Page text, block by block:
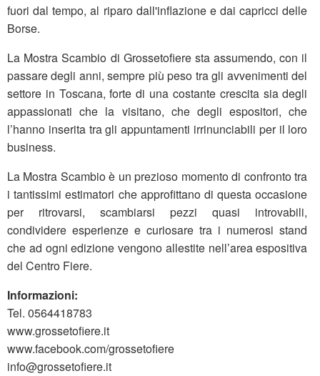
fuori dal tempo, al riparo dall'inflazione e dai capricci delle
Borse.
La Mostra Scambio di Grossetofiere sta assumendo, con il
passare degli anni, sempre più peso tra gli avvenimenti del
settore in Toscana, forte di una costante crescita sia degli
appassionati che la visitano, che degli espositori, che
l’hanno inserita tra gli appuntamenti irrinunciabili per il loro
business.
La Mostra Scambio è un prezioso momento di confronto tra
i tantissimi estimatori che approfittano di questa occasione
per ritrovarsi, scambiarsi pezzi quasi introvabili,
condividere esperienze e curiosare tra i numerosi stand
che ad ogni edizione vengono allestite nell’area espositiva
del Centro Fiere.
Informazioni:
Tel. 0564418783
www.grossetofiere.it
www.facebook.com/grossetofiere
info@grossetofiere.it